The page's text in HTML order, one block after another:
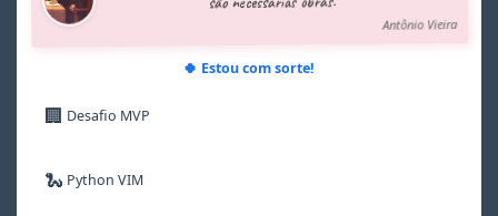
7 7 7
7 7 7
Antônio Vieira
🍀 Estou com sorte!
🏢 Desafio MVP
🐍 Python VIM